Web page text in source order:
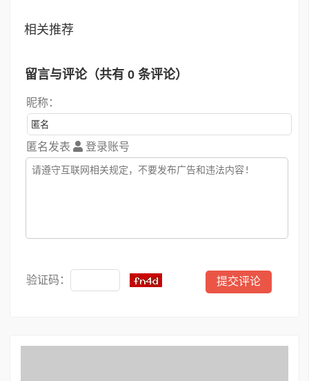
相关推荐
留言与评论（共有 0 条评论）
昵称：
匿名发表 登录账号
验证码：